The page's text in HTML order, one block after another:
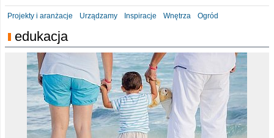
Projekty i aranżacje Urządzamy Inspiracje Wnętrza Ogród
edukacja